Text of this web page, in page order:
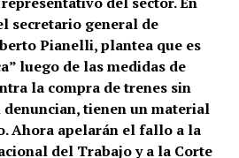
secretario general de
Pianelli, plantea que es
luego de las medidas de
la compra de trenes sin
tienen un material
Ahora apelarán el fallo a la
del Trabajo y a la Corte